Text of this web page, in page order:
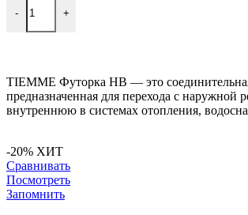
- +
TIEMME Футорка НВ — это
предназначенная для перехода с наружной
внутреннюю в системах отопления,
-20% ХИТ
Сравнивать
Посмотреть
Запомнить